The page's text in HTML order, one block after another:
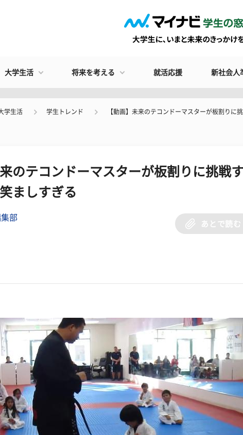
大学生活 将来を考える 就活応援 新社会人
学生活 学生トレンド 【動画】未来のテコンドーマスターが板割りに
来のテコンドーマスターが板割りに挑戦
ましすぎる
部
あとで読む